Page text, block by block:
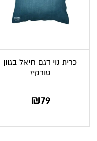
כרית נוי דגם רויאל בגוון
טורקיז
₪79